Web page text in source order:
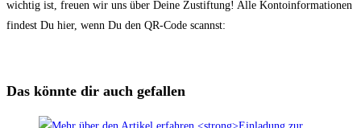
wichtig ist, freuen wir uns über Deine Zustiftung! Alle Kontoinformationen
findest Du hier, wenn Du den QR-Code scannst:
Das könnte dir auch gefallen